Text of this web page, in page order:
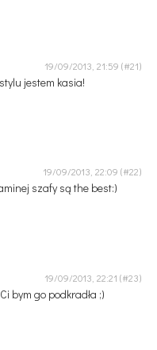
19/09/2013, 21:59
jestem kasia!
19/09/2013, 22:09
szafy są the best:)
19/09/2013, 22:21
bym go podkradła ;)